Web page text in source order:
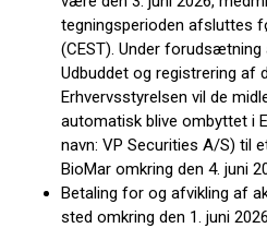
tegningsperioden afsluttes
(CEST). Under
Udbuddet og registrering af
Erhvervsstyrelsen vil de
automatisk blive ombyttet i
navn: VP Securities A/S) til
BioMar omkring den 4. juni
Betaling for og afvikling af
sted omkring den 1. juni